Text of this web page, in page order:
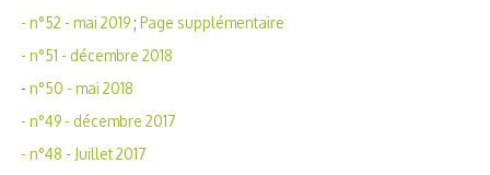
- n°52 - mai 2019; Page supplémentaire
- n°51 - décembre 2018
- n°50 - mai 2018
- n°49 - décembre 2017
- n°48 - Juillet 2017